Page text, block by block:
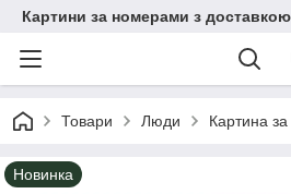
Картини за номерами з доставкою
Товари Люди Картина
Новинка